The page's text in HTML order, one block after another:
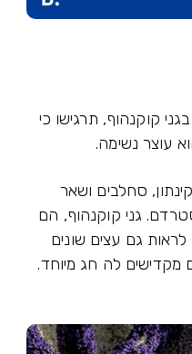
קוקנהוף, תרגישו כי
עוצר נשימה.
סחלבים ושאר
גני קוקנהוף, הם
לראות גם עצים שונים
מקדישים לה חג מיוחד.